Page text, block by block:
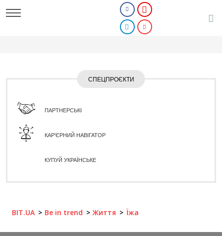
СПЕЦПРОЄКТИ
ПАРТНЕРСЬКІ
КАР'ЄРНИЙ НАВІГАТОР
КУПУЙ УКРАЇНСЬКЕ
BIT.UA Be in trend Життя Їжа